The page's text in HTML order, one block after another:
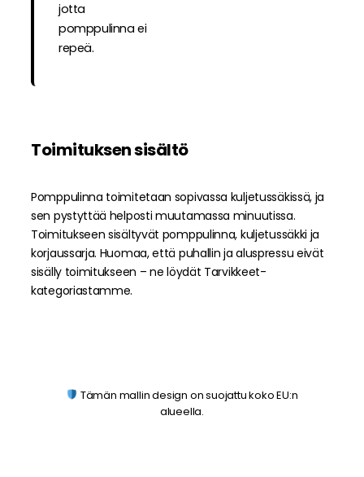
jotta
pomppulinna ei
repeä.
Toimituksen sisältö
Pomppulinna toimitetaan sopivassa kuljetussäkissä, ja
sen pystyttää helposti muutamassa minuutissa.
Toimitukseen sisältyvät pomppulinna, kuljetussäkki ja
korjaussarja. Huomaa, että puhallin ja aluspressu eivät
sisälly toimitukseen – ne löydät Tarvikkeet-
kategoriastamme.
Tämän mallin design on suojattu koko EU:n
alueella.